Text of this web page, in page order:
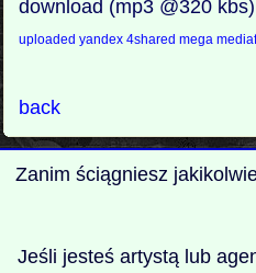
download (mp3 @320
uploadedyandex4sharedmega
back
Zanim ściągniesz
Jeśli jesteś artystą lub